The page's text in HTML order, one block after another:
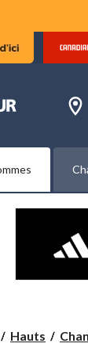
votre
est
à
pour
Hauts